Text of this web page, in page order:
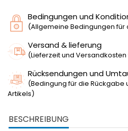
Bedingungen und
(Allgemeine Bedingungen für
Versand & lieferung
(Lieferzeit und
Rücksendungen und
(Bedingung für die Rückgabe
Artikels)
BESCHREIBUNG